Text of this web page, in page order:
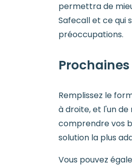
permettra de
Safecall et ce qui
préoccupations.
Remplissez le
à droite, et l'un
comprendre vos
solution la plus
Vous pouvez